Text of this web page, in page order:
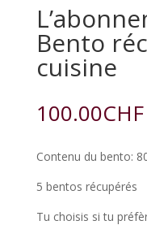
Bento
cuisine
100.00CHF
Contenu du bento:
5 bentos récupérés
Tu choisis si tu